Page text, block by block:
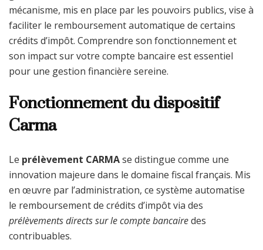
mécanisme, mis en place par les pouvoirs publics, vise à
faciliter le remboursement automatique de certains
crédits d’impôt. Comprendre son fonctionnement et
son impact sur votre compte bancaire est essentiel
pour une gestion financière sereine.
Fonctionnement du dispositif
Carma
Le prélèvement CARMAse distingue comme une
innovation majeure dans le domaine fiscal français. Mis
en œuvre par l’administration, ce système automatise
le remboursement de crédits d’impôt via des
prélèvements directs sur le compte bancairedes
contribuables.